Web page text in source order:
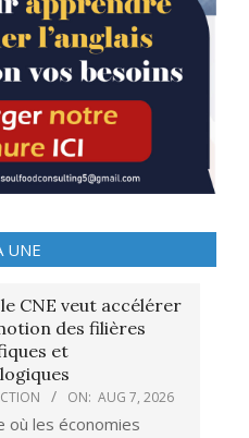
UNE
CNE veut accélérer
des filières
et
ON: AUG 7, 2026
où les économies